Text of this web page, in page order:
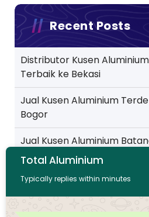
Recent Posts
Distributor Kusen
Terbaik ke Bekasi
Jual Kusen Aluminium
Bogor
Jual Kusen Aluminium
Pelayanan ke Jakarta
Toko Kusen Aluminium
Wilayah Pemalang
Total Aluminium
Typically replies within minutes